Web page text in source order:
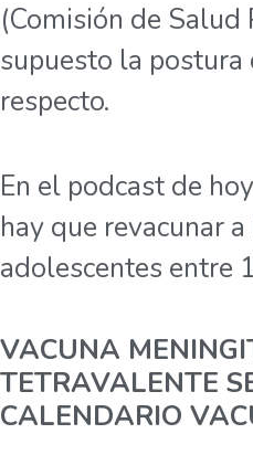
(Comisión de Salud
supuesto la postura
respecto.
En el podcast de
hay que revacunar
adolescentes entre
VACUNA
TETRAVALENTE
CALENDARIO